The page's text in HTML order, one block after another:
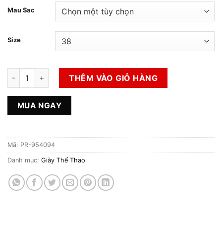
Mau Sac
Size
Giày Thể Thao Nữ Hiệu Âdidas Chính Hãng số lượng
THÊM VÀO GIỎ HÀNG
MUA NGAY
Mã: PR-954094
Danh mục: Giày Thể Thao